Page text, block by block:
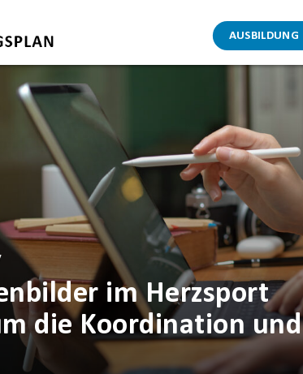
AUSBILDUNG
im Herzsport
die Koordination und